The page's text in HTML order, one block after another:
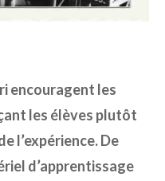
encouragent les
les élèves plutôt
l’expérience. De
d’apprentissage